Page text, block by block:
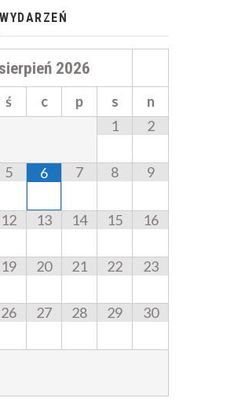
2026
ś c p s
n
1
2
5 6 7 8 9
12 13 14 15 16
19 20 21 22 23
26 27 28 29 30